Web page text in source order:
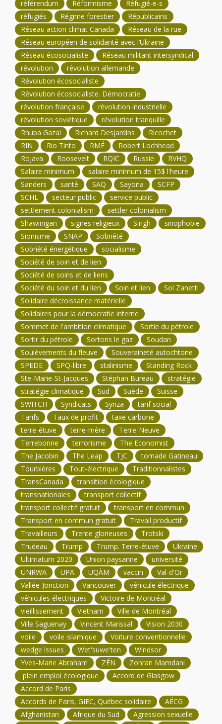
référendum
Réformisme
Réfugié-e-s
réfugiés
Régime forestier
Républicains
Réseau action climat Canada
Réseau de la rue
Réseau européen de solidarité avec l’Ukraine
Réseau écosocialiste
Réseau militant intersyndical
révolution
révolution allemande
Révolution écosocialiste
Révolution écosocialiste. Démocratie
révolution française
révolution industrielle
révolution soviétique
révolution tranquille
Rhuba Gazal
Richard Desjardins
Ricochet
RIN
Rio Tinto RMÉ
Robert Lochhead
Rojava
Roosevelt RQIC Russie
RVHQ
Salaire minimum
salaire minimum de 15$ l'heure
Sanders
santé SAQ Sayona
SCFP
SCHL
secteur public
service public
settlement colonialism
settler colonialism
Shawinigan
signes religieux Singh
sinophobie
Sionisme
SNAP
Sobriété
Sobriété énergétique
socialisme
Société de soin et de lien
Société de soins et de liens
Société du soin et du lien
Soin et lien
Sol Zanetti
Solidaire décroissance matérielle
Solidaires pour la démocratie interne
Sommet de l'ambition climatique
Sortie du pétrole
Sortir du pétrole
Sortons le gaz
Soudan
Soulèvements du fleuve
Souveraineté autochtone
SPEDE
SPQ-libre stalinisme
Standing Rock
Ste-Marie-St-Jacques
Stéphan Bureau
stratégie
stratégie climatique
Sud Suède
Suisse
SWITCH
Syndicats Syriza
tarif social
Tarifs
Taux de profit
taxe carbone
terre-étuve
terre-mère
Terre-Neuve
Terrebonne
terrorisme
The Economist
The Jacobin
The Leap TJC
tornade Gatineau
Tourbières
Tout-électrique
Traditionnalistes
TransCanada
transition écologique
transnationales
transport collectif
transport collectif gratuit
transport en commun
Transport en commun gratuit
Travail productif
Travailleurs
Trente glorieuses
Trotski
Trudeau
Trump Trump. Terre-étuve
Ukraine
Ultimatum 2020
Union paysanne
université
UNRWA
UPA UQÀM vaccin
Val-d'Or
Vallée-Jonction
Vancouver
véhicule électrique
véhicules électriques
Victoire de Montréal
vieillissement
Vietnam
Ville de Montréal
Ville Saguenay
Vincent Marissal
Vision 2030
voile
voile islamique
Voiture conventionnelle
wedge issues
Wet'suwe'ten
Windsor
Yves-Marie Abraham
ZÉN
Zohran Mamdani
plein emploi écologique
Accord de Glasgow
Accord de Paris
Accords de Paris, GIEC, Québec solidaire
AÉCG
Afghanistan
Afrique du Sud
Agression sexuelle